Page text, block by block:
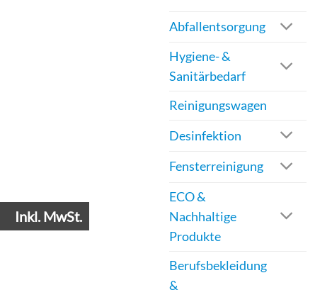
Inkl. MwSt.
Abfallentsorgung
Hygiene- &
Sanitärbedarf
Reinigungswagen
Desinfektion
Fensterreinigung
ECO &
Nachhaltige
Produkte
Berufsbekleidung
&